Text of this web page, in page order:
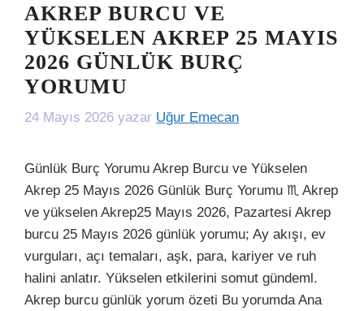
AKREP BURCU VE
YÜKSELEN AKREP 25 MAYIS
2026 GÜNLÜK BURÇ
YORUMU
24 Mayıs 2026 yazar Uğur Emecan
Günlük Burç Yorumu Akrep Burcu ve Yükselen
Akrep 25 Mayıs 2026 Günlük Burç Yorumu ♏ Akrep
ve yükselen Akrep25 Mayıs 2026, Pazartesi Akrep
burcu 25 Mayıs 2026 günlük yorumu; Ay akışı, ev
vurguları, açı temaları, aşk, para, kariyer ve ruh
halini anlatır. Yükselen etkilerini somut gündeml.
Akrep burcu günlük yorum özeti Bu yorumda Ana